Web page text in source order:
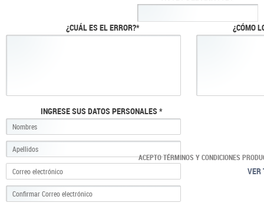
¿CUÁL ES EL ERROR?* ¿CÓMO
INGRESE SUS DATOS PERSONALES *
ACEPTO TÉRMINOS Y CONDICIONES
VER